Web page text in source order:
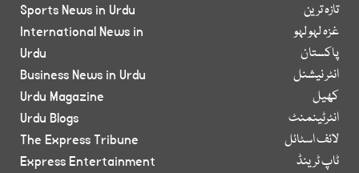
تازہ ترین
غزہ لہو لہو
پاکستان
انٹر نیشنل
کھیل
انٹرٹینمنٹ
لائف اسٹائل
ٹاپ ٹرینڈ
Sports News in Urdu
International News in
Urdu
Business News in Urdu
Urdu Magazine
Urdu Blogs
The Express Tribune
Express Entertainment